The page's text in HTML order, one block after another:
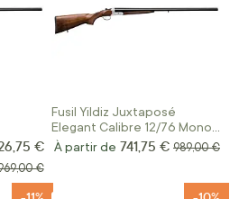
€
normal
€
Fusil Yildiz Juxtaposé
Elegant Calibre 12/76 Mono
Détente
À partir de 741,75 € Prix normal
989,00 €